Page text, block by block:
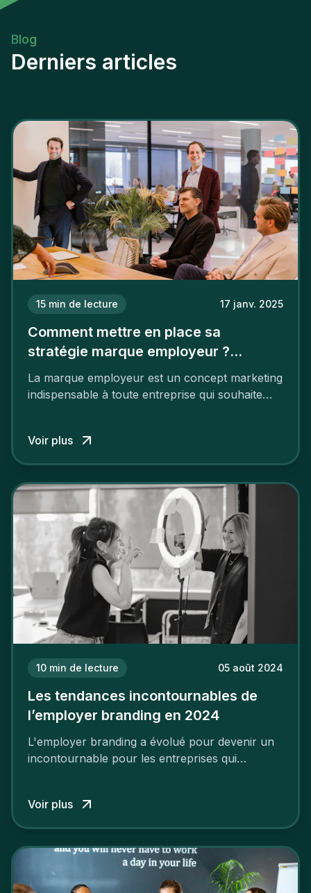
Blog
Derniers articles
15 min de lecture 17 janv. 2025
Comment mettre en place sa
stratégie marque employeur ?
Découvrez les 7 étapes
La marque employeur est un concept marketing
indispensable à toute entreprise qui souhaite
employeur solide et positive sont évidentes, ce
travail, pour qu’il soit réussi, ne peut se faire en
mettre en œuvre un certain nombre d’actions.
Voir plus
10 min de lecture 05 août 2024
Les tendances incontournables de
l’employer branding en 2024
L'employer branding a évolué pour devenir un
incontournable pour les entreprises qui
Voir plus